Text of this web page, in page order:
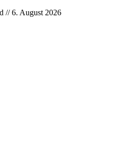
// 6. August 2026